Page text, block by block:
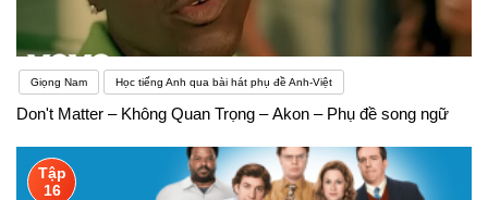
Giọng Nam Học tiếng Anh qua bài hát phụ đề Anh-Việt
Don't Matter – Không Quan Trọng – Akon – Phụ đề song ngữ
Tập
16